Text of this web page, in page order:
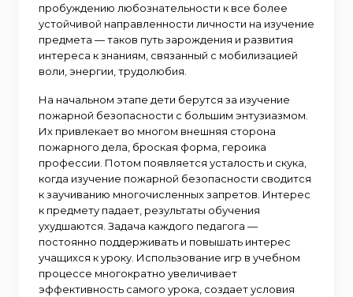
пробуждению любознательности к все более
устойчивой направленности личности на изучение
предмета — таков путь зарождения и развития
интереса к знаниям, связанный с мобилизацией
воли, энергии, трудолюбия.
На начальном этапе дети берутся за изучение
пожарной безопасности с большим энтузиазмом.
Их привлекает во многом внешняя сторона
пожарного дела, броская форма, героика
профессии. Потом появляется усталость и скука,
когда изучение пожарной безопасности сводится
к заучиванию многочисленных запретов. Интерес
к предмету падает, результаты обучения
ухудшаются. Задача каждого педагога —
постоянно поддерживать и повышать интерес
учащихся к уроку. Использование игр в учебном
процессе многократно увеличивает
эффективность самого урока, создает условия